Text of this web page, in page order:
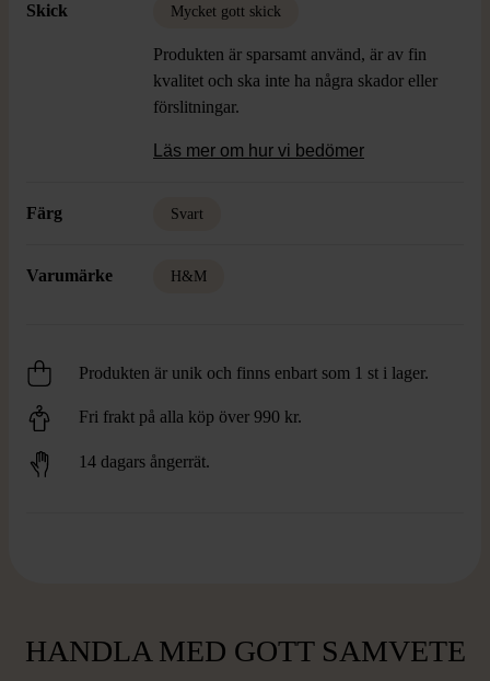
garderoben.
Skick Mycket gott skick
Produkten är sparsamt använd, är av fin
kvalitet och ska inte ha några skador eller
förslitningar.
Läs mer om hur vi bedömer
Färg Svart
Varumärke H&M
Produkten är unik och finns enbart som 1 st i lager.
Fri frakt på alla köp över 990 kr.
14 dagars ångerrät.
HANDLA MED GOTT SAMVETE